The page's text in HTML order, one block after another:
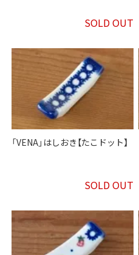
SOLD OUT
「VENA」はしおき【たこドット】
SOLD OUT